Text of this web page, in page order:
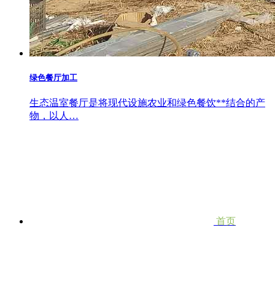
绿色餐厅加工
生态温室餐厅是将现代设施农业和绿色餐饮**结合的产
物，以人…
首页